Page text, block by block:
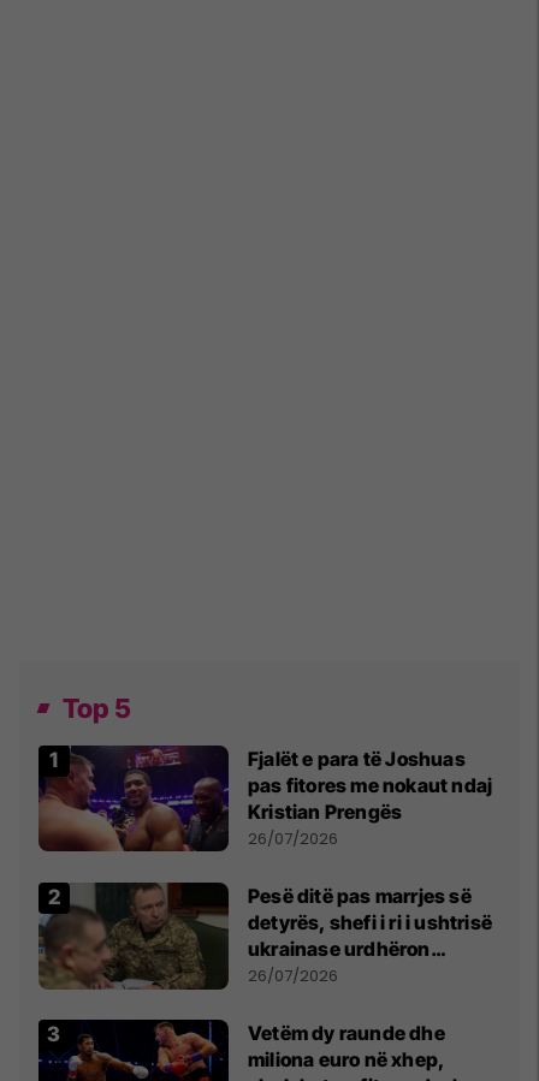
Top 5
Fjalët e para të Joshuas
pas fitores me nokaut ndaj
Kristian Prengës
26/07/2026
Pesë ditë pas marrjes së
detyrës, shefi i ri i ushtrisë
ukrainase urdhëron
kontroll të madh
26/07/2026
Vetëm dy raunde dhe
miliona euro në xhep,